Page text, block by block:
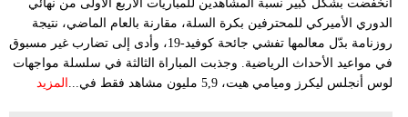
انخفضت بشكل كبير نسبة المشاهدين للمباريات الأربع الأولى من نهائي
الدوري الأميركي للمحترفين بكرة السلة، مقارنة بالعام الماضي، نتيجة
روزنامة بدّل معالمها تفشي جائحة كوفيد-19، وأدى إلى تضارب غير مسبوق
في مواعيد الأحداث الرياضية. وجذبت المباراة الثالثة في سلسلة مواجهات
لوس أنجلس ليكرز وميامي هيت، 5,9 مليون مشاهد فقط في...
المزيد